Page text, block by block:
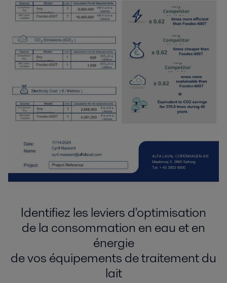
Identifiez les leviers d'optimisation
de la consommation en eau et en
énergie
de vos équipements de traitement du
lait